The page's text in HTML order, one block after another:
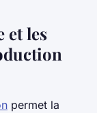
et les
permet la